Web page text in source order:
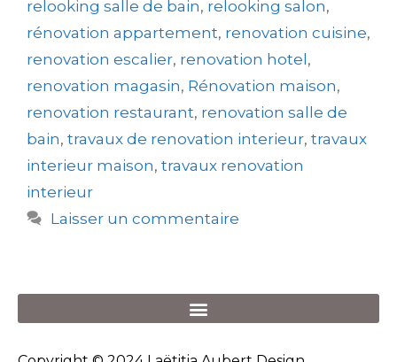
relooking salle de bain, relooking salon,
rénovation appartement, renovation cuisine,
renovation escalier, renovation hotel ,
renovation magasin, Rénovation maison,
renovation restaurant, renovation salle de
bain, travaux de renovation interieur, travaux
interieur maison, travaux renovation
interieur
Laisser un commentaire